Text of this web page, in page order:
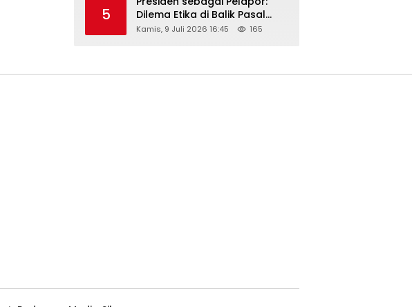
5
Dilema Etika di Balik Pasal
218–220 KUHP
Kamis, 9 Juli 2026 16:45 165